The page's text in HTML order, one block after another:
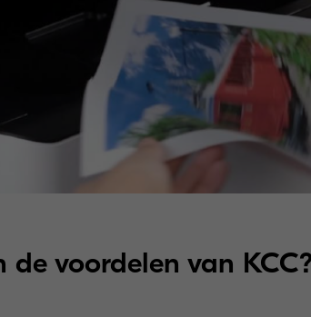
de voordelen van